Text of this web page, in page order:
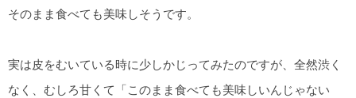
そのまま食べても美味しそうです。
実は皮をむいている時に少しかじってみたのですが、全然渋く
なく、むしろ甘くて「このまま食べても美味しいんじゃない